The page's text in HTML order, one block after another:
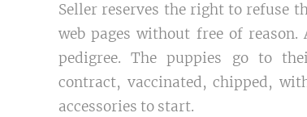
Seller reserves the right to refuse
web pages without free of
pedigree. The puppies go to
contract, vaccinated, chipped,
accessories to start.